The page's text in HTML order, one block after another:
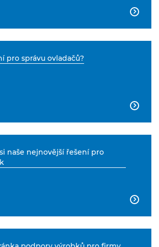

pro správu ovladačů?

naše nejnovější řešení pro
